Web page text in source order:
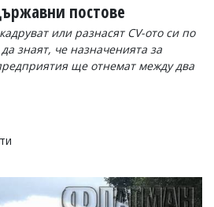
постове
или разнасят CV-ото си по
знаят, че назначенията за
ще отнемат между два